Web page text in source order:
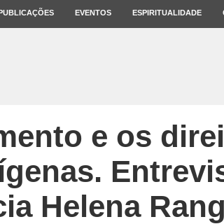
EVENTOS ESPIRITUALIDADE
e os
Helena